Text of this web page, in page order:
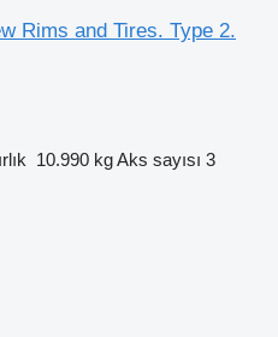
Rims and Tires. Type 2.
10.990 kgAks sayısı 3